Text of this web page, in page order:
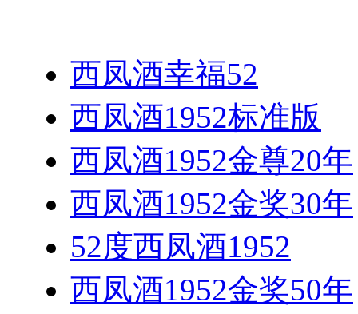
西凤酒幸福52
西凤酒1952标准版
西凤酒1952金尊20年
西凤酒1952金奖30年
52度西凤酒1952
西凤酒1952金奖50年